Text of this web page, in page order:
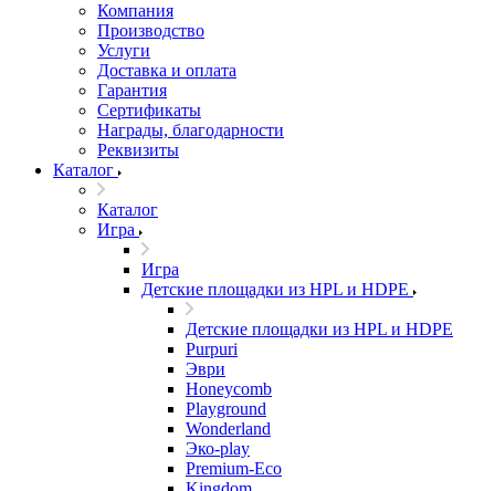
Компания
Производство
Услуги
Доставка и оплата
Гарантия
Сертификаты
Награды, благодарности
Реквизиты
Каталог
Каталог
Игра
Игра
Детские площадки из HPL и HDPE
Детские площадки из HPL и HDPE
Purpuri
Эври
Honeycomb
Playground
Wonderland
Эко-play
Premium-Eco